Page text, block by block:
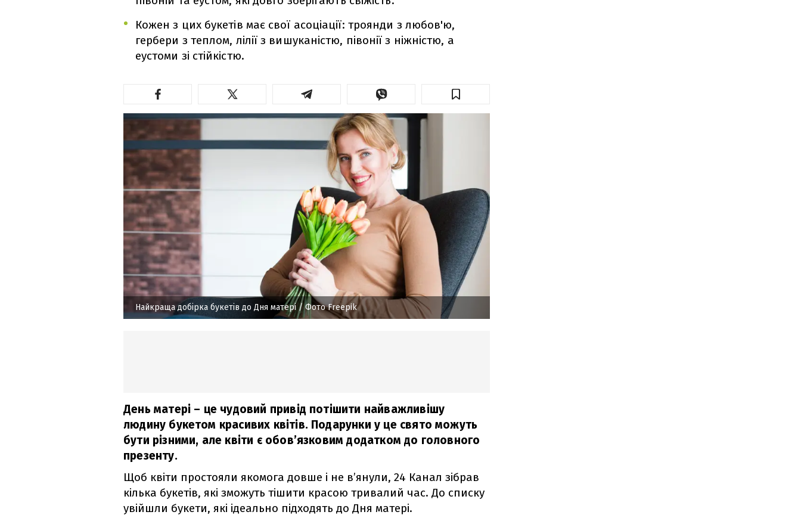
Кожен з цих букетів має свої асоціації: троянди з любов'ю,
гербери з теплом, лілії з вишуканістю, півонії з ніжністю, а
еустоми зі стійкістю.
Найкраща добірка букетів до Дня матері / Фото Freepik
День матері – це чудовий привід потішити найважливішу
людину букетом красивих квітів. Подарунки у це свято можуть
бути різними, але квіти є обов’язковим додатком до головного
презенту.
Щоб квіти простояли якомога довше і не в’янули, 24 Канал зібрав
кілька букетів, які зможуть тішити красою тривалий час. До списку
увійшли букети, які ідеально підходять до Дня матері.